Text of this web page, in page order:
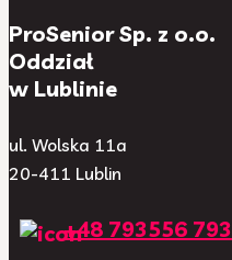
ProSenior Sp. z o.o.
Oddział
w Lublinie
ul. Wolska 11a
20-411 Lublin
+48 793556 793